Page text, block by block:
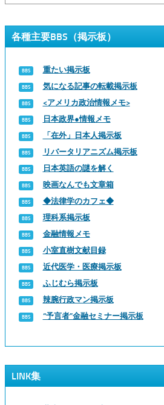
各種主要BBS（掲示板）
重たい掲示板
気になる記事の転載掲示板
<アメリカ政治情報メモ>
日本政界●情報メモ
「在外」日本人掲示板
リバータリアニズム掲示板
日本英語の謎を解く
映画なんでも文章箱
◆法律学のカフェ◆
理科系掲示板
金融情報メモ
小室直樹文献目録
近代医学・医療掲示板
ふじむら掲示板
辣腕行政マン掲示板
“予言者”金融セミナー掲示板
LINK集